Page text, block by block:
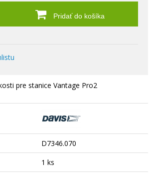
Pridať do košíka
pre stanice Vantage Pro2
D7346.070
1 ks